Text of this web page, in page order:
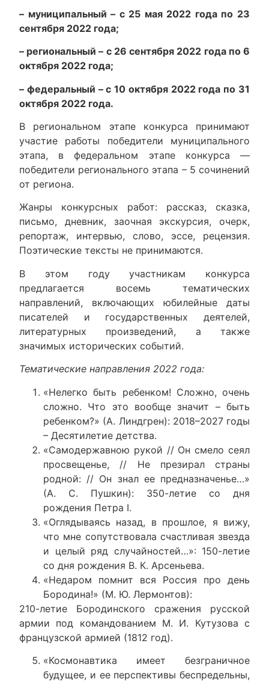
– муниципальный – с 25 мая 2022 года по 23
сентября 2022 года;
– региональный– с 26 сентября 2022 года по 6
октября 2022 года;
– федеральный – с 10 октября 2022 года по 31
октября 2022 года.
В региональном этапе конкурса принимают
участие работы победители муниципального
этапа, в федеральном этапе конкурса —
победители регионального этапа – 5 сочинений
от региона.
Жанры конкурсных работ: рассказ, сказка,
письмо, дневник, заочная экскурсия, очерк,
репортаж, интервью, слово, эссе, рецензия.
Поэтические тексты не принимаются.
В этом году участникам конкурса
предлагается восемь тематических
направлений, включающих юбилейные даты
писателей и государственных деятелей,
литературных произведений, а также
значимых исторических событий.
Тематические направления 2022 года:
«Нелегко быть ребенком! Сложно, очень
сложно. Что это вообще значит – быть
ребенком?» (А. Линдгрен): 2018–2027 годы
– Десятилетие детства.
«Самодержавною рукой // Он смело сеял
просвещенье, // Не презирал страны
родной: // Он знал ее предназначенье…»
(А. С. Пушкин): 350-летие со дня
рождения Петра I.
«Оглядываясь назад, в прошлое, я вижу,
что мне сопутствовала счастливая звезда
и целый ряд случайностей…»: 150-летие
со дня рождения В. К. Арсеньева.
«Недаром помнит вся Россия про день
Бородина!» (М. Ю. Лермонтов):
210-летие Бородинского сражения русской
армии под командованием М. И. Кутузова с
французской армией (1812 год).
«Космонавтика имеет безграничное
будущее, и ее перспективы беспредельны,